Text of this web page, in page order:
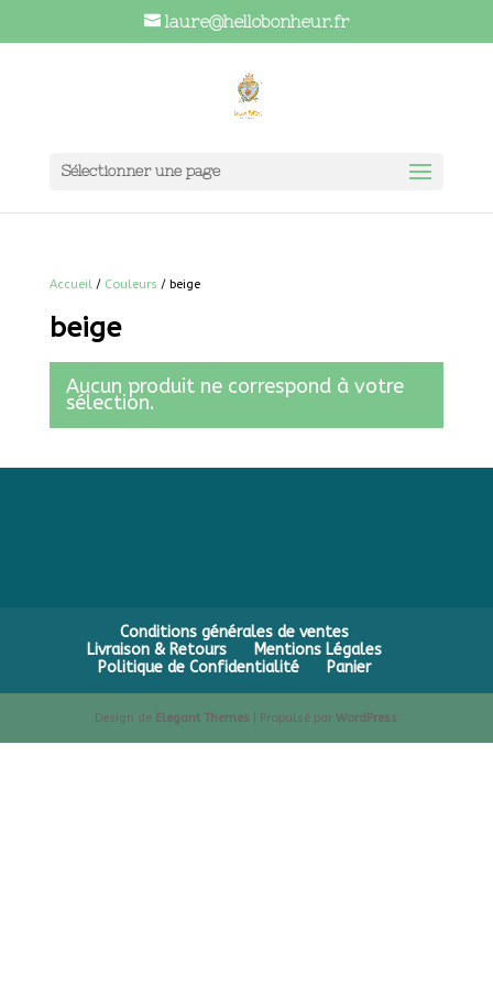
laure@hellobonheur.fr
Sélectionner une page
Accueil / Couleurs / beige
beige
Aucun produit ne correspond à votre
sélection.
Conditions générales de ventes
Livraison & Retours
Mentions Légales
Politique de Confidentialité
Panier
Design de Elegant Themes | Propulsé parWordPress